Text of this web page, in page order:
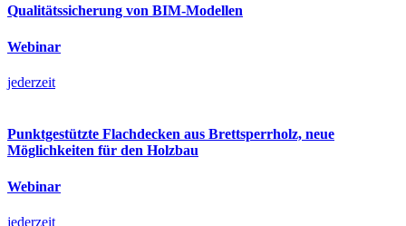
Qualitätssicherung von BIM-Modellen
Webinar
jederzeit
Punktgestützte Flachdecken aus Brettsperrholz, neue
Möglichkeiten für den Holzbau
Webinar
jederzeit